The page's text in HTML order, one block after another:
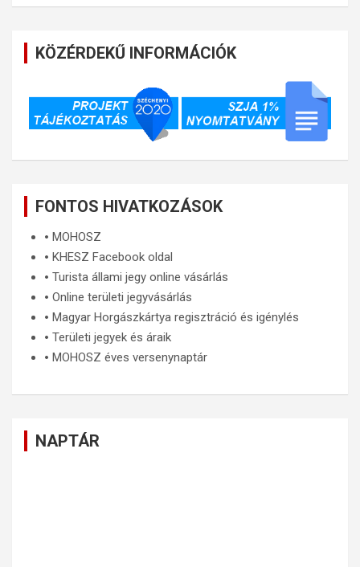
KÖZÉRDEKŰ INFORMÁCIÓK
FONTOS HIVATKOZÁSOK
🞄 MOHOSZ
🞄 KHESZ Facebook oldal
🞄 Turista állami jegy online vásárlás
🞄 Online területi jegyvásárlás
🞄 Magyar Horgászkártya regisztráció és igénylés
🞄 Területi jegyek és áraik
🞄 MOHOSZ éves versenynaptár
NAPTÁR